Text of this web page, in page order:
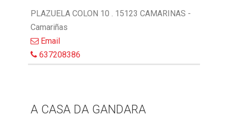
PLAZUELA COLON 10 . 15123 CAMARINAS -
Camariñas
Email
637208386
A CASA DA GANDARA